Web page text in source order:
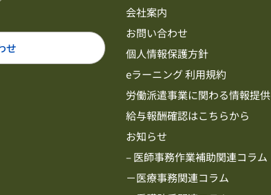
せ
会社案内
お問い合わせ
個人情報保護方針
eラーニング 利用規約
労働派遣事業に関わる情報提供
給与報酬確認はこちらから
お知らせ
– 医師事務作業補助関連コラム
－医療事務関連コラム